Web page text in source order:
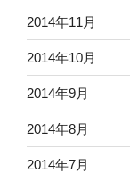
2014年11月
2014年10月
2014年9月
2014年8月
2014年7月